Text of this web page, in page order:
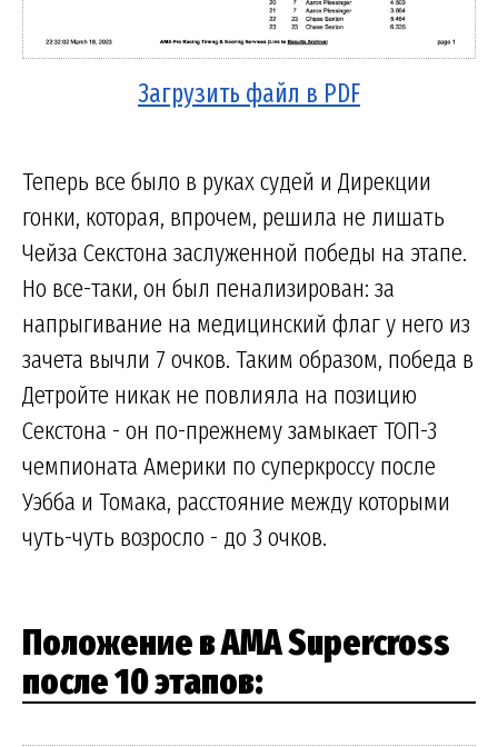
Загрузить файл в PDF
Теперь все было в руках судей и Дирекции
гонки, которая, впрочем, решила не лишать
Чейза Секстона заслуженной победы на этапе.
Но все-таки, он был пенализирован: за
напрыгивание на медицинский флаг у него из
зачета вычли 7 очков. Таким образом, победа в
Детройте никак не повлияла на позицию
Секстона - он по-прежнему замыкает ТОП-3
чемпионата Америки по суперкроссу после
Уэбба и Томака, расстояние между которыми
чуть-чуть возросло - до 3 очков.
Положение в AMA Supercross
после 10 этапов: